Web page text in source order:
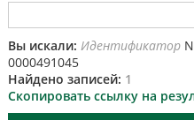
Вы искали: Идентификатор
0000491045
Найдено записей: 1
Скопировать ссылку на